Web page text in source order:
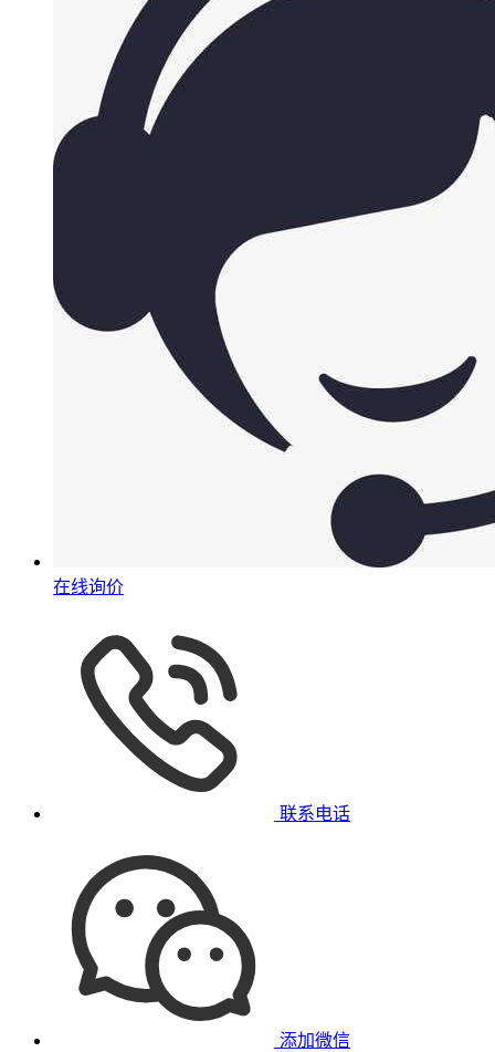
在线询价
联系电话
添加微信